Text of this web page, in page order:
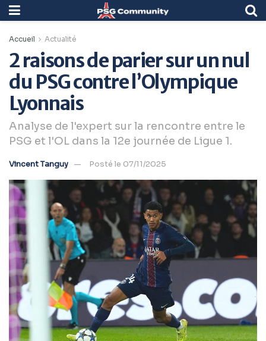
Accueil Actualité
2 raisons de parier sur un nul
du PSG contre l’Olympique
Lyonnais
Analyse de l'expert sur la rencontre entre le
PSG et l'OL dans la 12e journée de Ligue 1.
Vincent Tanguy Posté le 07/11/2025